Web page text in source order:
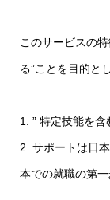
このサービスの
る”ことを目的とし
1. ” 特定技能を
2. サポートは日
本での就職の第